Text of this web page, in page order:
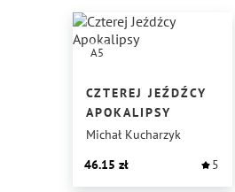
A5
CZTEREJ JEŹDŹCY
APOKALIPSY
Michał Kucharzyk
46.15
5